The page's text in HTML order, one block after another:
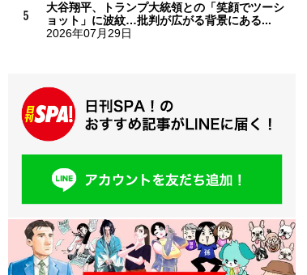
大谷翔平、トランプ大統領との「笑顔でツーシ
ョット」に波紋…批判が広がる背景にある...
2026年07月29日